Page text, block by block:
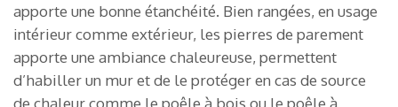
apporte une bonne étanchéité. Bien rangées, en usage
intérieur comme extérieur, les pierres de parement
apporte une ambiance chaleureuse, permettent
d’habiller un mur et de le protéger en cas de source
de chaleur comme le poêle à bois ou le poêle à